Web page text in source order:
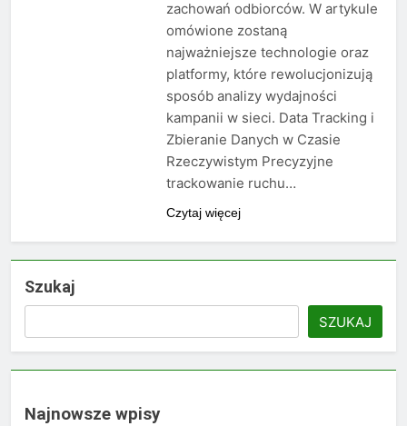
zachowań odbiorców. W artykule
omówione zostaną
najważniejsze technologie oraz
platformy, które rewolucjonizują
sposób analizy wydajności
kampanii w sieci. Data Tracking i
Zbieranie Danych w Czasie
Rzeczywistym Precyzyjne
trackowanie ruchu…
Czytaj więcej
Szukaj
SZUKAJ
Najnowsze wpisy